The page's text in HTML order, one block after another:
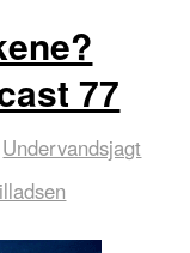
77
Undervandsjagt